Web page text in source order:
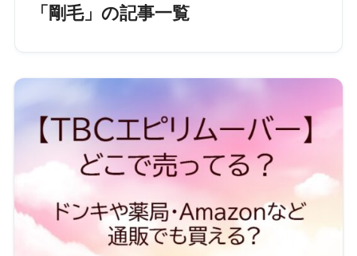
「剛毛」の記事一覧